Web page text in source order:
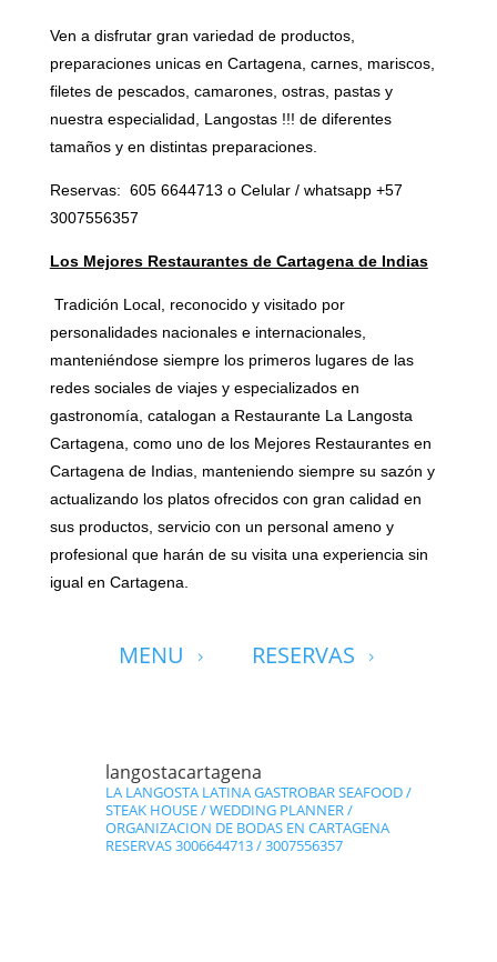
Ven a disfrutar gran variedad de productos,
preparaciones unicas en Cartagena, carnes, mariscos,
filetes de pescados, camarones, ostras, pastas y
nuestra especialidad, Langostas !!! de diferentes
tamaños y en distintas preparaciones.
Reservas: 605 6644713 o Celular / whatsapp +57
3007556357
Los Mejores Restaurantes de Cartagena de Indias
Tradición Local, reconocido y visitado por
personalidades nacionales e internacionales,
manteniéndose siempre los primeros lugares de las
redes sociales de viajes y especializados en
gastronomía, catalogan a Restaurante La Langosta
Cartagena, como uno de los Mejores Restaurantes en
Cartagena de Indias, manteniendo siempre su sazón y
actualizando los platos ofrecidos con gran calidad en
sus productos, servicio con un personal ameno y
profesional que harán de su visita una experiencia sin
igual en Cartagena.
MENU 5 RESERVAS 5
langostacartagena
LA LANGOSTA LATINA GASTROBARSEAFOOD /
STEAK HOUSE /WEDDING PLANNER /
ORGANIZACION DE BODAS EN CARTAGENA
RESERVAS 3006644713 / 3007556357